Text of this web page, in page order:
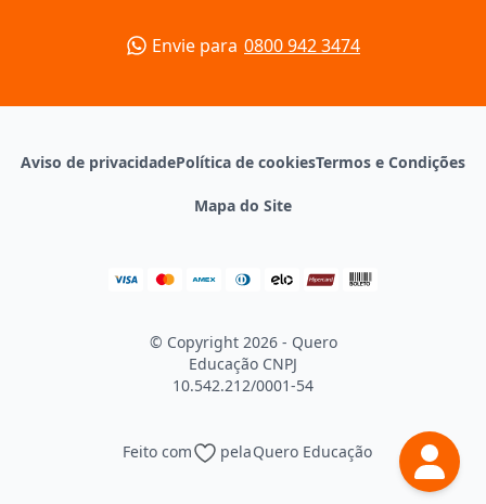
Continuar
Envie para 0800 942 3474
Aviso de privacidadePolítica de cookiesTermos e Condições
Mapa do Site
© Copyright 2026 - Quero
Educação CNPJ
10.542.212/0001-54
Feito com pelaQuero Educação